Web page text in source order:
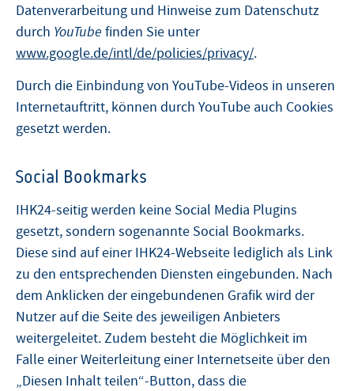
Datenverarbeitung und Hinweise zum Datenschutz
durch YouTube finden Sie unter
www.google.de/intl/de/policies/privacy/.
Durch die Einbindung von YouTube-Videos in unseren
Internetauftritt, können durch YouTube auch Cookies
gesetzt werden.
Social Bookmarks
IHK24-seitig werden keine Social Media Plugins
gesetzt, sondern sogenannte Social Bookmarks.
Diese sind auf einer IHK24-Webseite lediglich als Link
zu den entsprechenden Diensten eingebunden. Nach
dem Anklicken der eingebundenen Grafik wird der
Nutzer auf die Seite des jeweiligen Anbieters
weitergeleitet. Zudem besteht die Möglichkeit im
Falle einer Weiterleitung einer Internetseite über den
„Diesen Inhalt teilen“-Button, dass die